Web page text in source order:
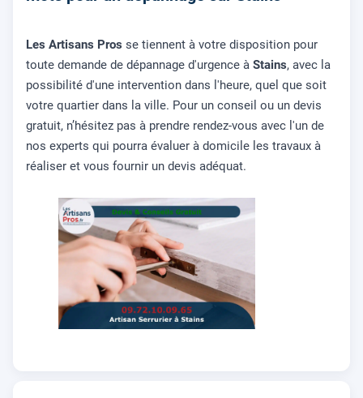
Les Artisans Pros se tiennent à votre disposition pour
toute demande de dépannage d'urgence à Stains, avec la
possibilité d'une intervention dans l'heure, quel que soit
votre quartier dans la ville. Pour un conseil ou un devis
gratuit, n’hésitez pas à prendre rendez-vous avec l'un de
nos experts qui pourra évaluer à domicile les travaux à
réaliser et vous fournir un devis adéquat.